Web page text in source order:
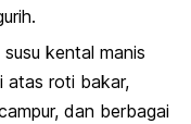
kental manis
atas roti bakar,
dan berbagai